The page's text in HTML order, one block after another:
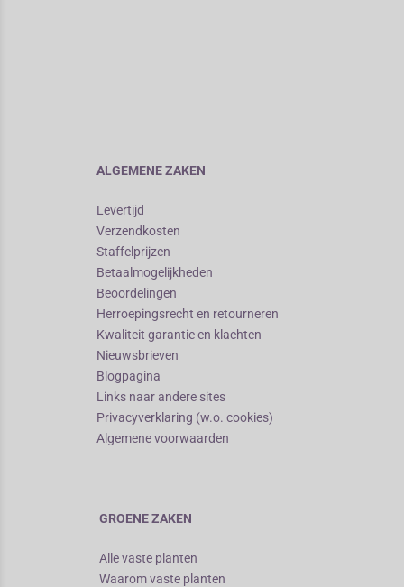
ALGEMENE ZAKEN
Levertijd
Verzendkosten
Staffelprijzen
Betaalmogelijkheden
Beoordelingen
Herroepingsrecht en retourneren
Kwaliteit garantie en klachten
Nieuwsbrieven
Blogpagina
Links naar andere sites
Privacyverklaring (w.o. cookies)
Algemene voorwaarden
GROENE ZAKEN
Alle vaste planten
Waarom vaste planten